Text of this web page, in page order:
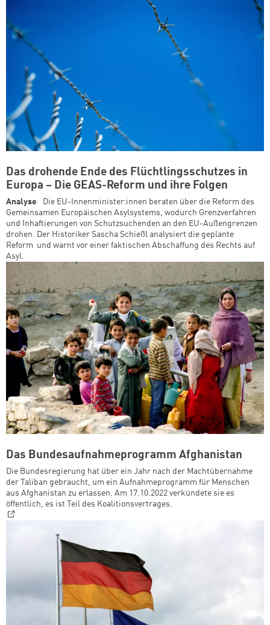
Das drohende Ende des Flüchtlingsschutzes in
Europa – Die GEAS-Reform und ihre Folgen
Analyse
Die EU-Innenminister:innen beraten über die Reform des
Gemeinsamen Europäischen Asylsystems, wodurch Grenzverfahren
und Inhaftierungen von Schutzsuchenden an den EU-Außengrenzen
drohen. Der Historiker Sascha Schießl analysiert die geplante
Reform und warnt vor einer faktischen Abschaffung des Rechts auf
Asyl.
Das Bundesaufnahmeprogramm Afghanistan
Die Bundesregierung hat über ein Jahr nach der Machtübernahme
der Taliban gebraucht, um ein Aufnahmeprogramm für Menschen
aus Afghanistan zu erlassen. Am 17.10.2022 verkündete sie es
öffentlich, es ist Teil des Koalitionsvertrages.